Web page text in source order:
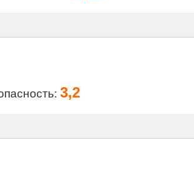
3,2